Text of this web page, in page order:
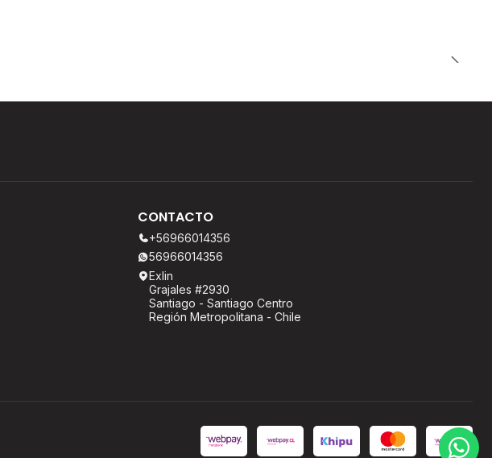
CONTACTO
+56966014356
56966014356
Exlin
Grajales #2930
Santiago - Santiago Centro
Región Metropolitana - Chile